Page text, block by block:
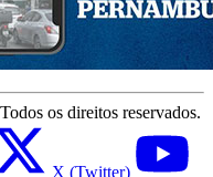
os direitos reservados.
X (Twitter)